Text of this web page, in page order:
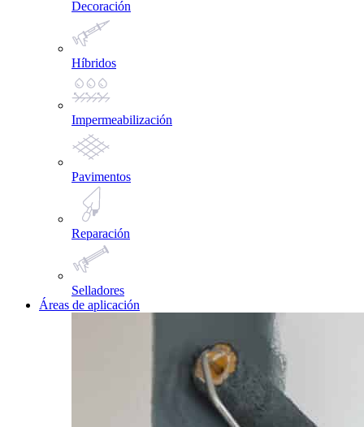
Decoración
Híbridos
Impermeabilización
Pavimentos
Reparación
Selladores
Áreas de aplicación